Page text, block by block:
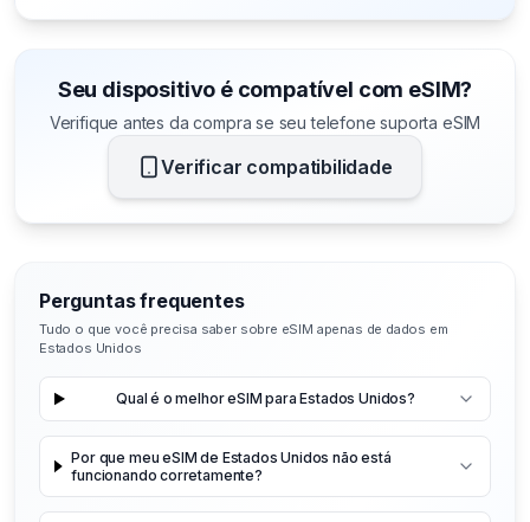
Seu dispositivo é compatível com eSIM?
Verifique antes da compra se seu telefone suporta eSIM
Verificar compatibilidade
Perguntas frequentes
Tudo o que você precisa saber sobre eSIM apenas de dados em
Estados Unidos
Qual é o melhor eSIM para Estados Unidos?
Por que meu eSIM de Estados Unidos não está
funcionando corretamente?